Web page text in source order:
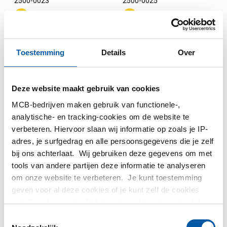
Toestemming Details Over
Deze website maakt gebruik van cookies
MCB-bedrijven maken gebruik van functionele-,
analytische- en tracking-cookies om de website te
verbeteren. Hiervoor slaan wij informatie op zoals je IP-
adres, je surfgedrag en alle persoonsgegevens die je zelf
bij ons achterlaat. Wij gebruiken deze gegevens om met
tools van andere partijen deze informatie te analyseren
om onze website te verbeteren. Je kunt toestemming
geven voor al deze cookies of je kunt zelf de cookies
instellen als je niet wilt dat wij bepaalde informatie delen.
Rvs plaat/band type
304/304L koudgewalst
finish BA
2500-0026
Rvs plaat/band type
321 koudgewalst finish
2B
2500-0027